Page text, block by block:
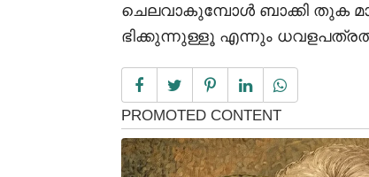
ചെലവാകുമ്പോൾ ബാക്കി തുക
ഭിക്കുന്നുള്ളൂ എന്നും